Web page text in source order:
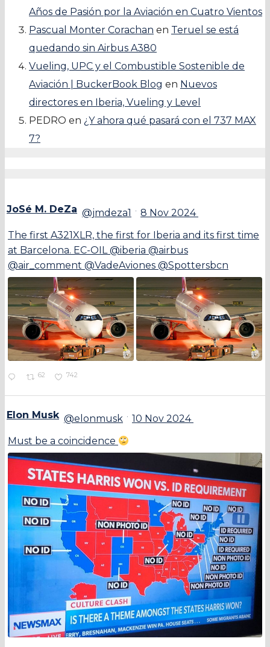
Años de Pasión por la Aviación en Cuatro Vientos
Pascual Monter Corachan en Teruel se está
quedando sin Airbus A380
Vueling, UPC y el Combustible Sostenible de
Aviación | BuckerBook Blog en Nuevos
directores en Iberia, Vueling y Level
PEDRO en ¿Y ahora qué pasará con el 737 MAX
7?
JoSé M. DeZa @jmdeza1 · 8 Nov 2024
The first A321XLR, the first for Iberia and its first time
at Barcelona. EC-OIL @iberia @airbus
@air_comment @VadeAviones @Spottersbcn
62 742
Elon Musk @elonmusk · 10 Nov 2024
Must be a coincidence